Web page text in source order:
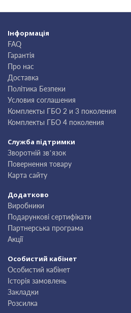
Інформація
FAQ
Гарантія
Про нас
Доставка
Політика Безпеки
Условия соглашения
Комплекты ГБО 2 и 3 поколения
Комплекты ГБО 4 поколения
Служба підтримки
Зворотній зв’язок
Повернення товару
Карта сайту
Додатково
Виробники
Подарункові сертифікати
Партнерська програма
Акції
Особистий кабінет
Особистий кабінет
Історія замовлень
Закладки
Розсилка